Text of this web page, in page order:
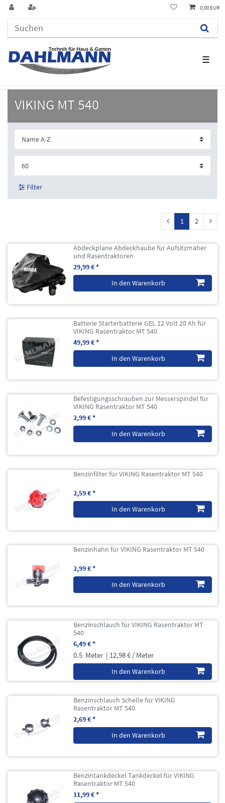
☰
0,00 EUR
VIKING MT 540
Filter
1 2
Abdeckplane Abdeckhaube für Aufsitzmäher
und Rasentraktoren
29,99 € *
In den Warenkorb
Batterie Starterbatterie GEL 12 Volt 20 Ah für
VIKING Rasentraktor MT 540
49,99 € *
In den Warenkorb
Befestigungsschrauben zur Messerspindel für
VIKING Rasentraktor MT 540
2,99 € *
In den Warenkorb
Benzinfilter für VIKING Rasentraktor MT 540
2,59 € *
In den Warenkorb
Benzinhahn für VIKING Rasentraktor MT 540
2,99 € *
In den Warenkorb
Benzinschlauch für VIKING Rasentraktor MT
540
6,49 € *
0.5 Meter | 12,98 € / Meter
In den Warenkorb
Benzinschlauch Schelle für VIKING
Rasentraktor MT 540
2,69 € *
In den Warenkorb
Benzintankdeckel Tankdeckel für VIKING
Rasentraktor MT 540
11,99 € *